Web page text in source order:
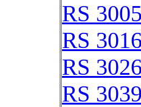
RS
RS
RS
RS